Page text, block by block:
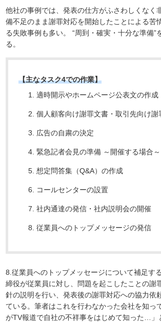
他社の事例では、発表の仕方がふさわしくなく
備不足のまま謝罪対応を開始したことによる苦
る失敗事例も多い。 “周到・確実・十分な準備”
る。
【主なタスク4での作業】
適時開示やホームページ公表文の作成
個人顧客向け謝罪文書・取引先向け謝
広告の自粛の決定
緊急記者会見の準備 ～開催する場合～
想定問答集（Q&A）の作成
コールセンターの設置
社内通達の発信・社内説明会の開催
従業員へのトップメッセージの発信
8.従業員へのトップメッセージについて補足す
締役が従業員に対し、問題を起こしたことの謝
針の説明を行い、発表後の謝罪対応への協力依
ている。筆者はこれを行わなかった会社を知っ
がTV報道で自社の不祥事をはじめて知った…」